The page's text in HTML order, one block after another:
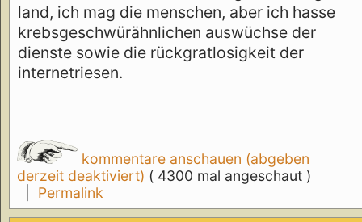
land, ich mag die menschen, aber ich hasse
krebsgeschwürähnlichen auswüchse der
dienste sowie die rückgratlosigkeit der
internetriesen.
kommentare anschauen (abgeben
derzeit deaktiviert) ( 4300 mal angeschaut )
Permalink